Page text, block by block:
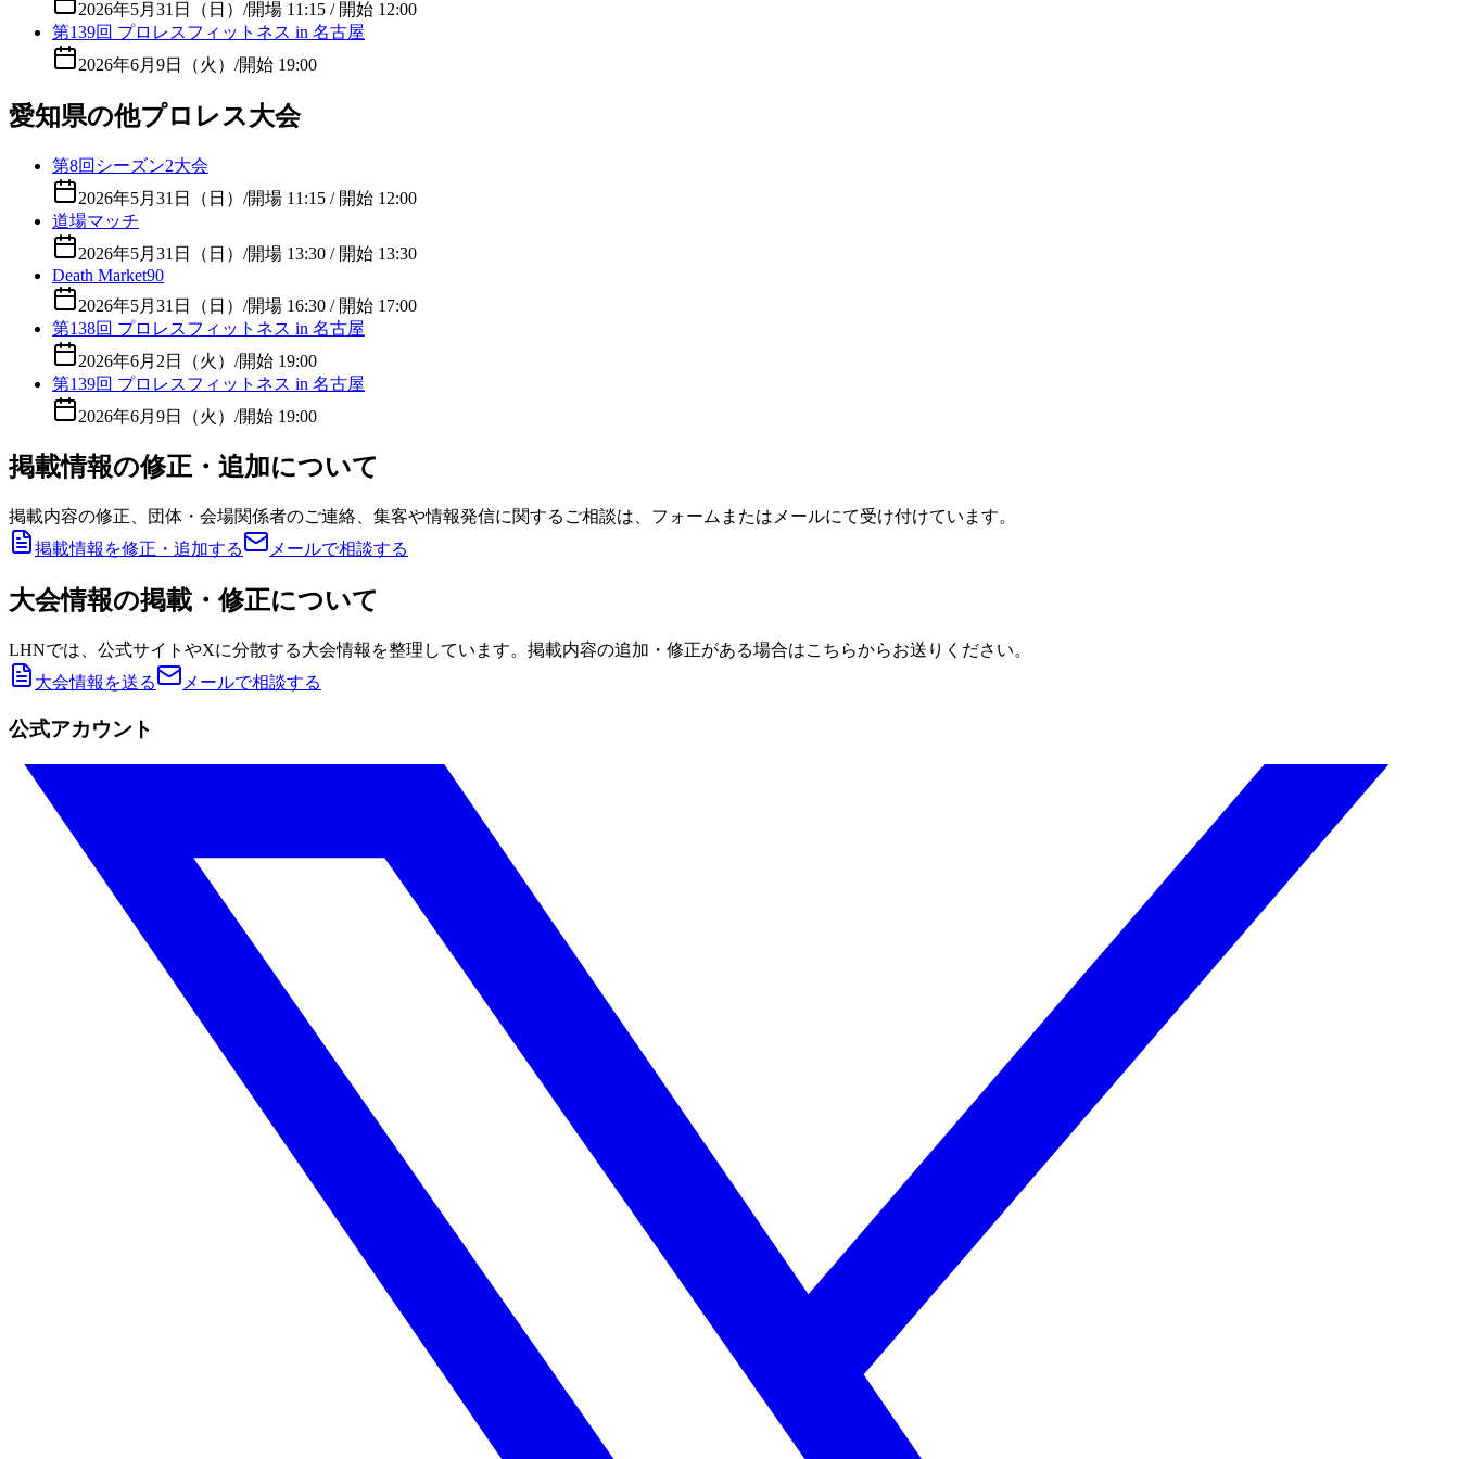
2026年5月31日（日） /開場 11:15 / 開始 12:00
第139回 プロレスフィットネス in 名古屋
2026年6月9日（火） /開始 19:00
愛知県の他プロレス大会
第8回シーズン2大会
2026年5月31日（日） /開場 11:15 / 開始 12:00
道場マッチ
2026年5月31日（日） /開場 13:30 / 開始 13:30
Death Market90
2026年5月31日（日） /開場 16:30 / 開始 17:00
第138回 プロレスフィットネス in 名古屋
2026年6月2日（火） /開始 19:00
第139回 プロレスフィットネス in 名古屋
2026年6月9日（火） /開始 19:00
掲載情報の修正・追加について
掲載内容の修正、団体・会場関係者のご連絡、集客や情報発信に関するご相談は、フォームまたはメールにて受け付けています。
掲載情報を修正・追加する
メールで相談する
大会情報の掲載・修正について
LHNでは、公式サイトやXに分散する大会情報を整理しています。掲載内容の追加・修正がある場合はこちらからお送りください。
大会情報を送る
メールで相談する
公式アカウント